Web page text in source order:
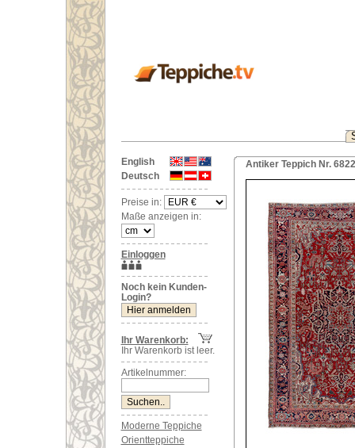
English
Deutsch
Preise in:
Maße anzeigen in:
Einloggen
Noch kein Kunden-
Login?
Ihr Warenkorb:
Ihr Warenkorb ist leer.
Artikelnummer:
Moderne Teppiche
Orientteppiche
Antiker Teppich Nr.